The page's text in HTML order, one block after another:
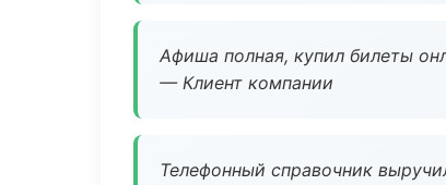
Афиша полная, купил билеты
— Клиент компании
Телефонный справочник